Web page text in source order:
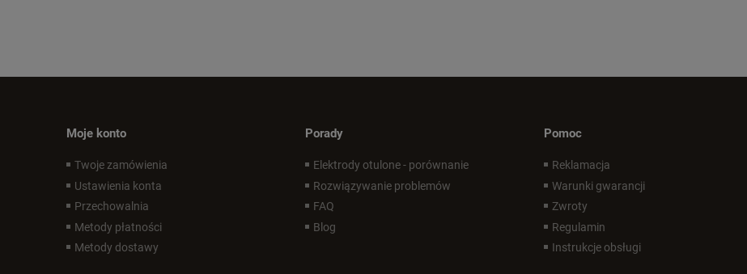
Moje konto
Twoje zamówienia
Ustawienia konta
Przechowalnia
Metody płatności
Metody dostawy
Porady
Elektrody otulone - porównanie
Rozwiązywanie problemów
FAQ
Blog
Pomoc
Reklamacja
Warunki gwarancji
Zwroty
Regulamin
Instrukcje obsługi